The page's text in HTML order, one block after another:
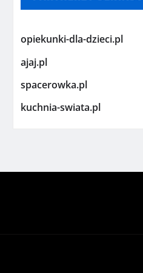
opiekunki-dla-dzieci.pl
ajaj.pl
spacerowka.pl
kuchnia-swiata.pl